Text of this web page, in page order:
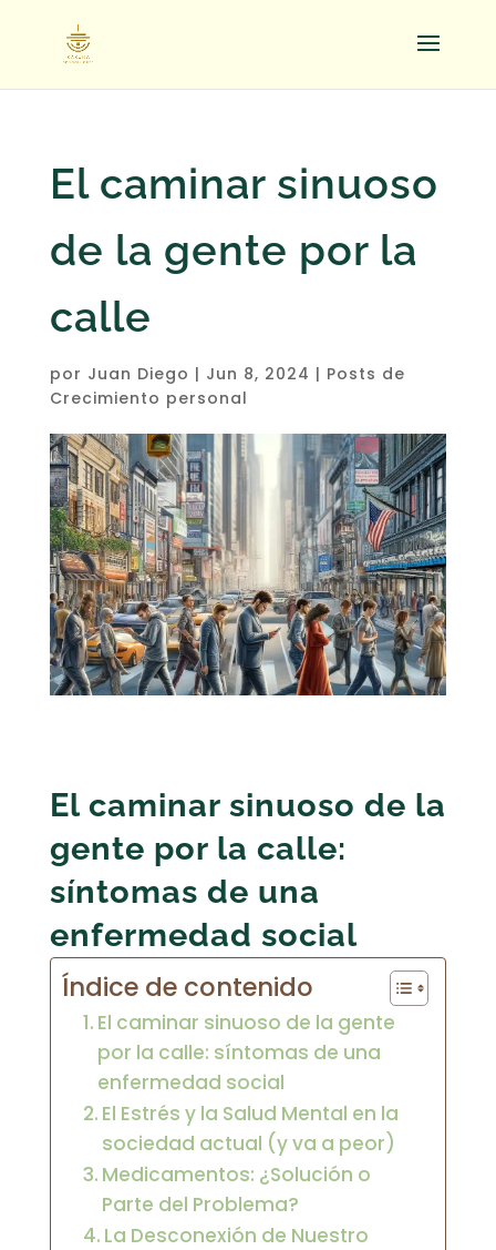
El caminar sinuoso
de la gente por la
calle
por Juan Diego | Jun 8, 2024 | Posts de
Crecimiento personal
El caminar sinuoso de la
gente por la calle:
síntomas de una
enfermedad social
Índice de contenido
El caminar sinuoso de la gente
por la calle: síntomas de una
enfermedad social
El Estrés y la Salud Mental en la
sociedad actual (y va a peor)
Medicamentos: ¿Solución o
Parte del Problema?
La Desconexión de Nuestro